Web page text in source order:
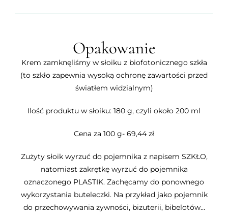
Opakowanie
Krem zamknęliśmy w słoiku z biofotonicznego szkła
(to szkło zapewnia wysoką ochronę zawartości przed
światłem widzialnym)
Ilość produktu w słoiku: 180 g, czyli około 200 ml
Cena za 100 g- 69,44 zł
Zużyty słoik wyrzuć do pojemnika z napisem SZKŁO,
natomiast zakrętkę wyrzuć do pojemnika
oznaczonego PLASTIK. Zachęcamy do ponownego
wykorzystania buteleczki. Na przykład jako pojemnik
do przechowywania żywności, bizuterii, bibelotów…